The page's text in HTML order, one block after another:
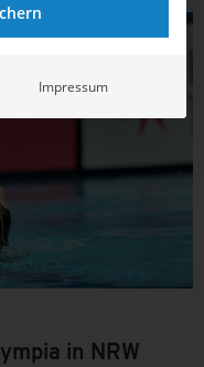
in NRW
Impressum